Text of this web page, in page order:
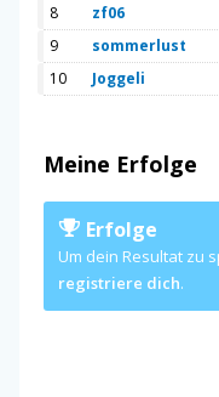
8
zf06
9
sommerlust
10
Joggeli
Meine Erfolge
Erfolge
Um dein Resultat zu
registriere dich.